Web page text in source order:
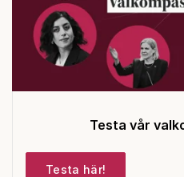
Testa vår
Testa här!